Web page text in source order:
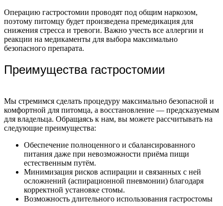
Операцию гастростомии проводят под общим наркозом,
поэтому питомцу будет произведена премедикация для
снижения стресса и тревоги. Важно учесть все аллергии и
реакции на медикаменты для выбора максимально
безопасного препарата.
Преимущества гастростомии
Мы стремимся сделать процедуру максимально безопасной и
комфортной для питомца, а восстановление — предсказуемым
для владельца. Обращаясь к нам, вы можете рассчитывать на
следующие преимущества:
Обеспечение полноценного и сбалансированного
питания даже при невозможности приёма пищи
естественным путём.
Минимизация рисков аспирации и связанных с ней
осложнений (аспирационной пневмонии) благодаря
корректной установке стомы.
Возможность длительного использования гастростомы